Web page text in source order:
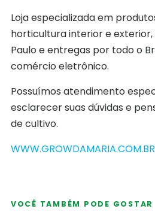
Loja especializada em
horticultura interior e exterior,
Paulo e entregas por todo o
comércio eletrônico.
Possuímos atendimento
esclarecer suas dúvidas e
de cultivo.
WWW.GROWDAMARIA.COM.BR
VOCÊ TAMBÉM PODE GOSTAR